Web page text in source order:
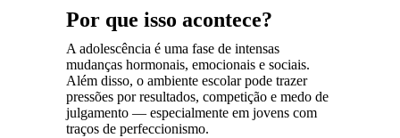
Por que isso acontece?
A adolescência é uma fase de intensas
mudanças hormonais, emocionais e sociais.
Além disso, o ambiente escolar pode trazer
pressões por resultados, competição e medo de
julgamento — especialmente em jovens com
traços de perfeccionismo.